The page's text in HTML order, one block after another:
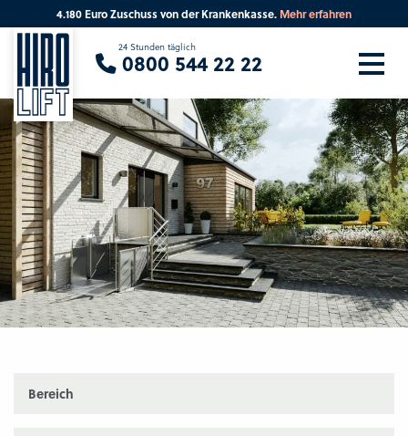
Bereich
4.180 Euro Zuschuss von der Krankenkasse. Mehr erfahren
24 Stunden täglich
0800 544 22 22
Sie suchen eine Beratung vor Ort?
Ihre PLZ Beratung